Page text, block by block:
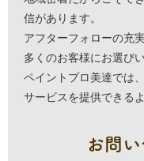
信があります。
アフターフォローの充
多くのお客様にお選び
ペイントプロ美達では
サービスを提供できる
お問